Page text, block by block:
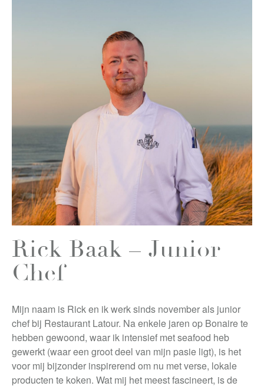
Rick Baak – Junior
Chef
Mijn naam is Rick en ik werk sinds november als junior
chef bij Restaurant Latour. Na enkele jaren op Bonaire te
hebben gewoond, waar ik intensief met seafood heb
gewerkt (waar een groot deel van mijn pasie ligt), is het
voor mij bijzonder inspirerend om nu met verse, lokale
producten te koken. Wat mij het meest fascineert, is de